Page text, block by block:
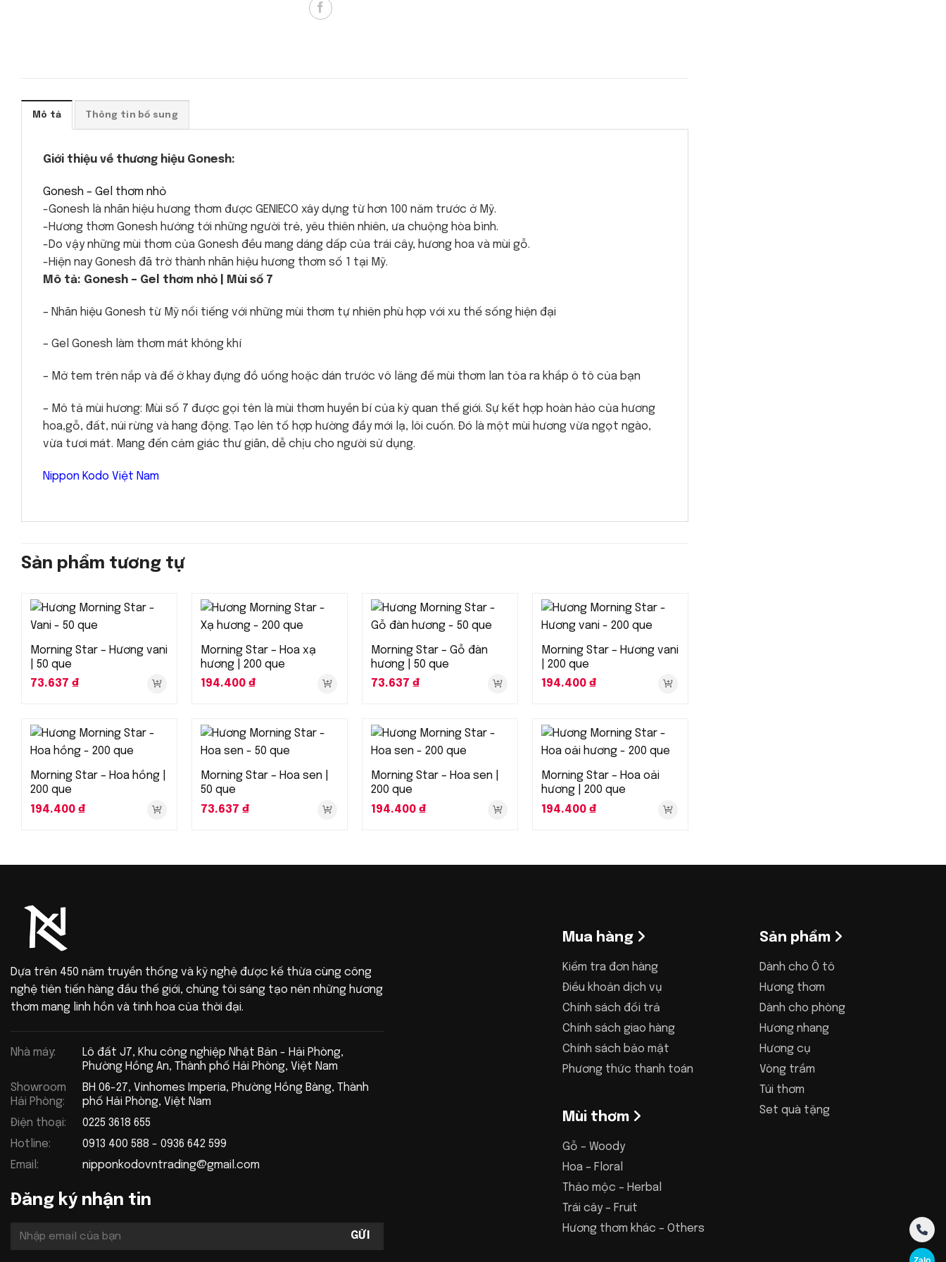
Mô tả Thông tin bổ sung
Giới thiệu về thương hiệu Gonesh:
Gonesh – Gel thơm nhỏ
-Gonesh là nhãn hiệu hương thơm được GENIECO xây dựng từ hơn 100 năm trước ở Mỹ.
-Hương thơm Gonesh hướng tới những người trẻ, yêu thiên nhiên, ưa chuộng hòa bình.
-Do vậy những mùi thơm của Gonesh đều mang dáng dấp của trái cây, hương hoa và mùi gỗ.
-Hiện nay Gonesh đã trờ thành nhãn hiệu hương thơm số 1 tại Mỹ.
Mô tả: Gonesh – Gel thơm nhỏ | Mùi số 7
– Nhãn hiệu Gonesh từ Mỹ nổi tiếng với những mùi thơm tự nhiên phù hợp với xu thế sống hiện đại
– Gel Gonesh làm thơm mát không khí
– Mở tem trên nắp và để ở khay đựng đồ uống hoặc dán trước vô lăng để mùi thơm lan tỏa ra khắp ô tô của bạn
– Mô tả mùi hương: Mùi số 7 được gọi tên là mùi thơm huyền bí của kỳ quan thế giới. Sự kết hợp hoàn hảo của hương
hoa,gỗ, đất, núi rừng và hang động. Tạo lên tổ hợp hường đầy mới lạ, lôi cuốn. Đó là một mùi hương vừa ngọt ngào,
vừa tươi mát. Mang đến cảm giác thư giãn, dễ chịu cho người sử dụng.
Nippon Kodo Việt Nam
Sản phẩm tương tự
Morning Star – Hương vani
| 50 que
73.637 ₫
Morning Star – Hoa xạ
hương | 200 que
194.400 ₫
Morning Star – Gỗ đàn
hương | 50 que
73.637 ₫
Morning Star – Hương vani
| 200 que
194.400 ₫
Morning Star – Hoa hồng |
200 que
194.400 ₫
Morning Star – Hoa sen |
50 que
73.637 ₫
Morning Star – Hoa sen |
200 que
194.400 ₫
Morning Star – Hoa oải
hương | 200 que
194.400 ₫
Dựa trên 450 năm truyền thống và kỹ nghệ được kế thừa cùng công
nghệ tiên tiến hàng đầu thế giới, chúng tôi sáng tạo nên những hương
thơm mang linh hồn và tinh hoa của thời đại.
Nhà máy:
Lô đất J7, Khu công nghiệp Nhật Bản - Hải Phòng,
Phường Hồng An, Thành phố Hải Phòng, Việt Nam
Showroom
Hải Phòng:
BH 06-27, Vinhomes Imperia, Phường Hồng Bàng, Thành
phố Hải Phòng, Việt Nam
Điện thoại:
0225 3618 655
Hotline:
0913 400 588 - 0936 642 599
Email:
nipponkodovntrading@gmail.com
Đăng ký nhận tin
Mua hàng
Kiểm tra đơn hàng
Điều khoản dịch vụ
Chính sách đổi trả
Chính sách giao hàng
Chính sách bảo mật
Phương thức thanh toán
Mùi thơm
Gỗ – Woody
Hoa – Floral
Thảo mộc – Herbal
Trái cây – Fruit
Hương thơm khác – Others
Sản phẩm
Dành cho Ô tô
Hương thơm
Dành cho phòng
Hương nhang
Hương cụ
Vòng trầm
Túi thơm
Set quà tặng